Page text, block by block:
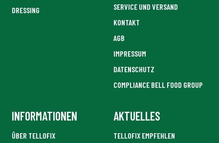
DRESSING
SERVICE UND VERSAND
KONTAKT
AGB
IMPRESSUM
DATENSCHUTZ
COMPLIANCE BELL FOOD GROUP
INFORMATIONEN
ÜBER TELLOFIX
AKTUELLES
TELLOFIX EMPFEHLEN